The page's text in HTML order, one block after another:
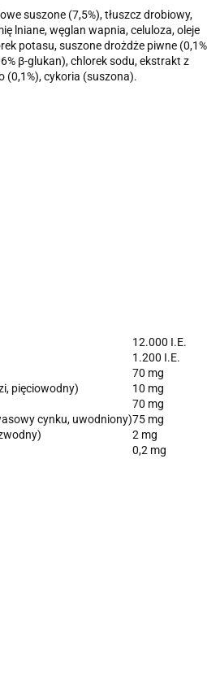
suszone (7,5%), tłuszcz drobiowy,
lniane, węglan wapnia, celuloza, oleje
potasu, suszone drożdże piwne (0,1%
β-glukan), chlorek sodu, ekstrakt z
(0,1%), cykoria (suszona).
12.000 I.E.
1.200 I.E.
70 mg
pięciowodny)
10 mg
70 mg
cynku, uwodniony)75 mg
2 mg
0,2 mg